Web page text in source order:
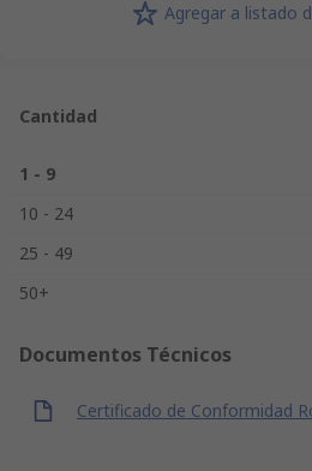
Agregar a listado
Cantidad
1 - 9
10 - 24
25 - 49
50+
Documentos Técnicos
Certificado de Conformidad